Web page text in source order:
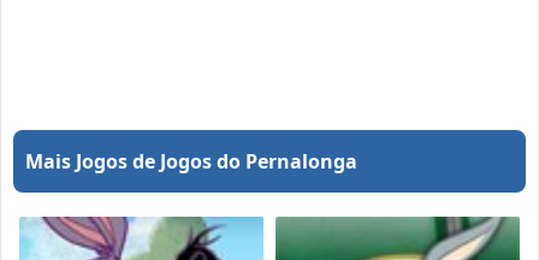
Mais Jogos de Jogos do Pernalonga